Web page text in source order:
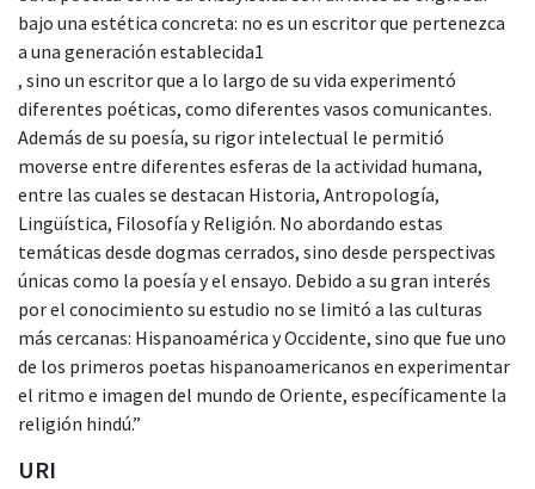
bajo una estética concreta: no es un escritor que pertenezca
a una generación establecida1
, sino un escritor que a lo largo de su vida experimentó
diferentes poéticas, como diferentes vasos comunicantes.
Además de su poesía, su rigor intelectual le permitió
moverse entre diferentes esferas de la actividad humana,
entre las cuales se destacan Historia, Antropología,
Lingüística, Filosofía y Religión. No abordando estas
temáticas desde dogmas cerrados, sino desde perspectivas
únicas como la poesía y el ensayo. Debido a su gran interés
por el conocimiento su estudio no se limitó a las culturas
más cercanas: Hispanoamérica y Occidente, sino que fue uno
de los primeros poetas hispanoamericanos en experimentar
el ritmo e imagen del mundo de Oriente, específicamente la
religión hindú.”
URI